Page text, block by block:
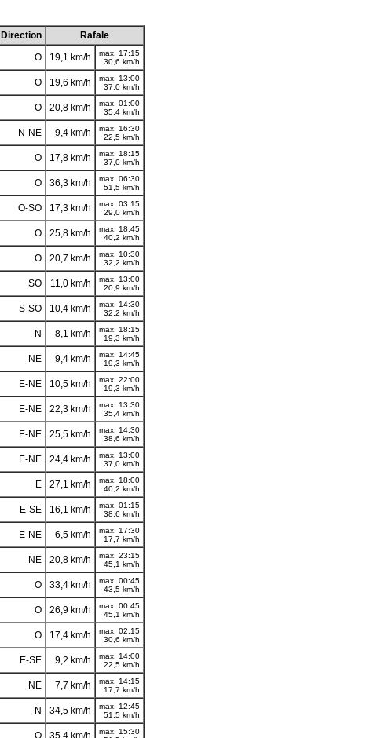
Direction
Rafale
O 19,1 km/h
max. 17:15
30,6 km/h
O 19,6 km/h
max. 13:00
37,0 km/h
O 20,8 km/h
max. 01:00
35,4 km/h
N-NE 9,4 km/h
max. 16:30
22,5 km/h
O 17,8 km/h
max. 18:15
37,0 km/h
O 36,3 km/h
max. 06:30
51,5 km/h
O-SO 17,3 km/h
max. 03:15
29,0 km/h
O 25,8 km/h
max. 18:45
40,2 km/h
O 20,7 km/h
max. 10:30
32,2 km/h
SO 11,0 km/h
max. 13:00
20,9 km/h
S-SO 10,4 km/h
max. 14:30
32,2 km/h
N 8,1 km/h
max. 18:15
19,3 km/h
NE 9,4 km/h
max. 14:45
19,3 km/h
E-NE 10,5 km/h
max. 22:00
19,3 km/h
E-NE 22,3 km/h
max. 13:30
35,4 km/h
E-NE 25,5 km/h
max. 14:30
38,6 km/h
E-NE 24,4 km/h
max. 13:00
37,0 km/h
E 27,1 km/h
max. 18:00
40,2 km/h
E-SE 16,1 km/h
max. 01:15
38,6 km/h
E-NE 6,5 km/h
max. 17:30
17,7 km/h
NE 20,8 km/h
max. 23:15
45,1 km/h
O 33,4 km/h
max. 00:45
43,5 km/h
O 26,9 km/h
max. 00:45
45,1 km/h
O 17,4 km/h
max. 02:15
30,6 km/h
E-SE 9,2 km/h
max. 14:00
22,5 km/h
NE 7,7 km/h
max. 14:15
17,7 km/h
N 34,5 km/h
max. 12:45
51,5 km/h
O 35,4 km/h
max. 15:30